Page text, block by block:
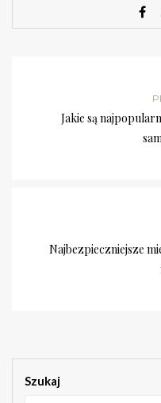
Jakie są
Najbezpieczniejsze
Szukaj